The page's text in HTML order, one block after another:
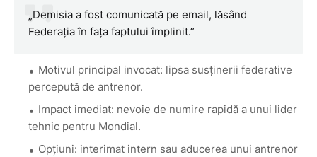
„Demisia a fost comunicată pe email, lăsând
Federația în fața faptului împlinit.”
Motivul principal invocat: lipsa susținerii federative
percepută de antrenor.
Impact imediat: nevoie de numire rapidă a unui lider
tehnic pentru Mondial.
Opțiuni: interimat intern sau aducerea unui antrenor